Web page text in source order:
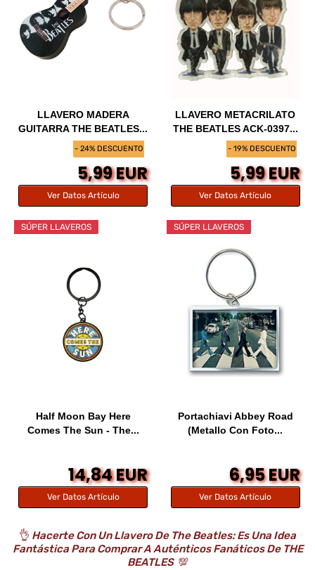
- 24% DESCUENTO
LLAVERO MADERA
GUITARRA THE BEATLES...
5,99 EUR
Ver Datos Artículo
- 19% DESCUENTO
LLAVERO METACRILATO
THE BEATLES ACK-0397...
5,99 EUR
Ver Datos Artículo
SÚPER LLAVEROS
Half Moon Bay Here
Comes The Sun - The...
14,84 EUR
Ver Datos Artículo
SÚPER LLAVEROS
Portachiavi Abbey Road
(Metallo Con Foto...
6,95 EUR
Ver Datos Artículo
👌 Hacerte Con Un Llavero De The Beatles: Es Una Idea
Fantástica Para Comprar A Auténticos Fanáticos De THE
BEATLES 💯